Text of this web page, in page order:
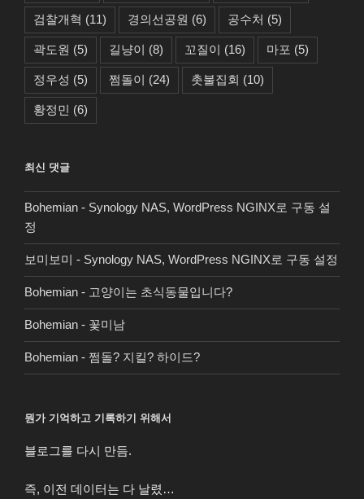
검찰개혁 (11) 경의선공원 (6) 공수처 (5)
곽도원 (5) 길냥이 (8) 꼬질이 (16) 마포 (5)
정우성 (5) 쩜돌이 (24) 촛불집회 (10)
황정민 (6)
최신 댓글
Bohemian - Synology NAS, WordPress NGINX로 구동 설
정
보미보미 - Synology NAS, WordPress NGINX로 구동 설정
Bohemian - 고양이는 초식동물입니다?
Bohemian - 꽃미남
Bohemian - 쩜돌? 지킬? 하이드?
뭔가 기억하고 기록하기 위해서
블로그를 다시 만듬.
즉, 이전 데이터는 다 날렸…